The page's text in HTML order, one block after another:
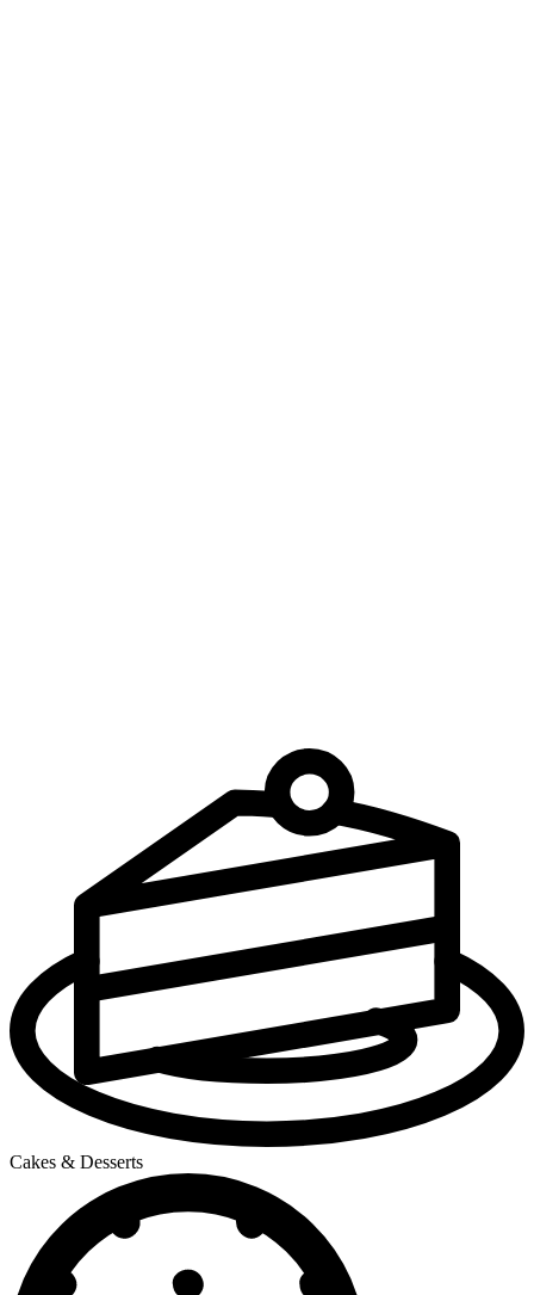
Cakes & Desserts